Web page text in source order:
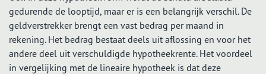
gedurende de looptijd, maar er is een belangrijk verschil. De
geldverstrekker brengt een vast bedrag per maand in
rekening. Het bedrag bestaat deels uit aflossing en voor het
andere deel uit verschuldigde hypotheekrente. Het voordeel
in vergelijking met de lineaire hypotheek is dat deze